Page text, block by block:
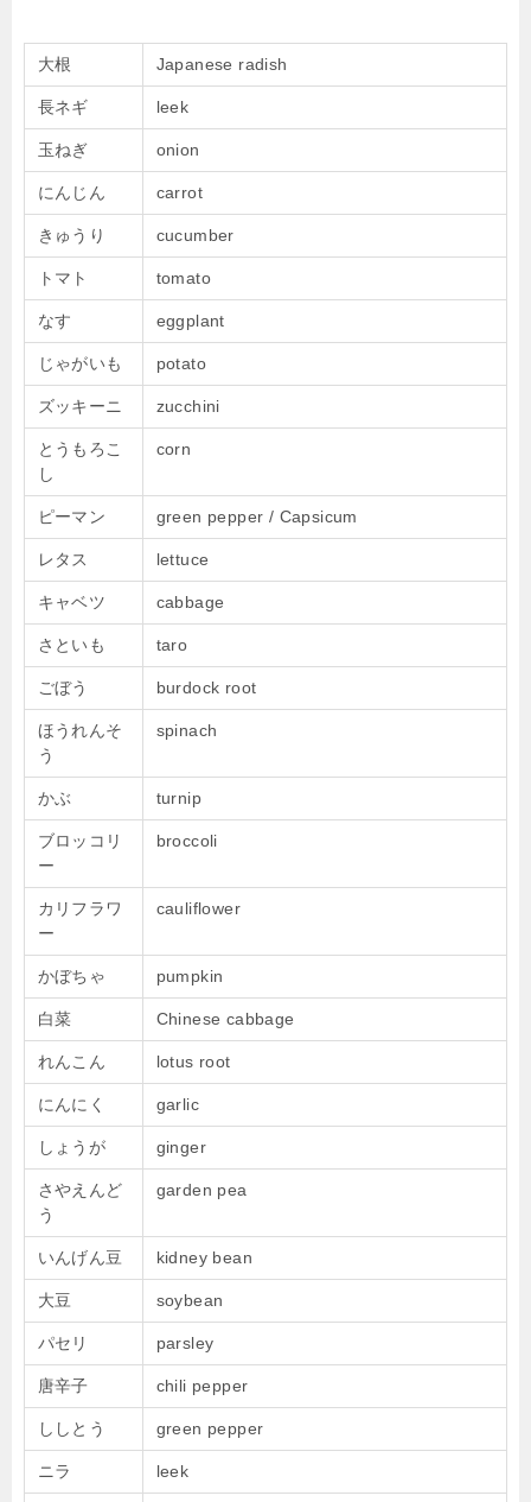
大根 Japanese radish
長ネギ leek
玉ねぎ onion
にんじん carrot
きゅうり cucumber
トマト tomato
なす eggplant
じゃがいも potato
ズッキーニ zucchini
とうもろこ
し
corn
ピーマン green pepper / Capsicum
レタス lettuce
キャベツ cabbage
さといも taro
ごぼう burdock root
ほうれんそ
う
spinach
かぶ turnip
ブロッコリ
ー
broccoli
カリフラワ
ー
cauliflower
かぼちゃ pumpkin
白菜 Chinese cabbage
れんこん lotus root
にんにく garlic
しょうが ginger
さやえんど
う
garden pea
いんげん豆 kidney bean
大豆 soybean
パセリ parsley
唐辛子 chili pepper
ししとう green pepper
ニラ leek